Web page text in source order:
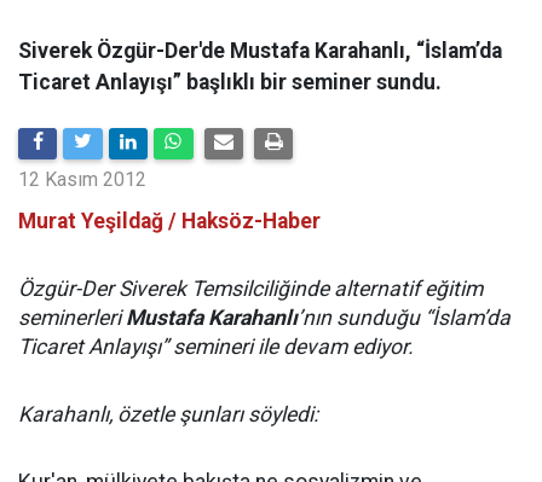
Siverek Özgür-Der'de Mustafa Karahanlı, “İslam’da
Ticaret Anlayışı” başlıklı bir seminer sundu.
12 Kasım 2012
Murat Yeşildağ / Haksöz-Haber
Özgür-Der Siverek Temsilciliğinde alternatif eğitim
seminerleriMustafa Karahanlı’nın sunduğu “İslam’da
Ticaret Anlayışı” semineri ile devam ediyor.
Karahanlı, özetle şunları söyledi: